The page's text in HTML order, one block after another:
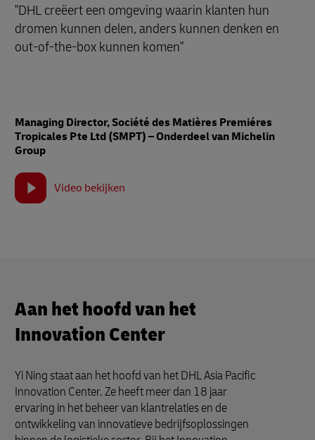
"DHL creëert een omgeving waarin klanten hun
dromen kunnen delen, anders kunnen denken en
out-of-the-box kunnen komen"
Managing Director, Société des Matières Premiéres
Tropicales Pte Ltd (SMPT) – Onderdeel van Michelin
Group
Video bekijken
Aan het hoofd van het
Innovation Center
Yi Ning staat aan het hoofd van het DHL Asia Pacific
Innovation Center. Ze heeft meer dan 18 jaar
ervaring in het beheer van klantrelaties en de
ontwikkeling van innovatieve bedrijfsoplossingen